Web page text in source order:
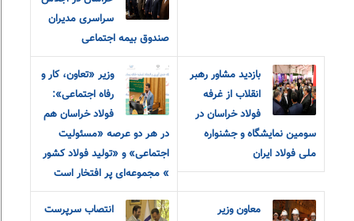
سراسری مدیران
صندوق بیمه اجتماعی
بازدید مشاور رهبر
انقلاب از غرفه
فولاد خراسان در
سومین نمایشگاه و جشنواره
ملی فولاد ایران
وزیر «تعاون، کار و
رفاه اجتماعی»:
فولاد خراسان هم
در هر دو‌ عرصه «مسئولیت
اجتماعی» و «تولید فولاد کشور
» مجموعه‌ای پر افتخار است
معاون وزیر
انتصاب سرپرست